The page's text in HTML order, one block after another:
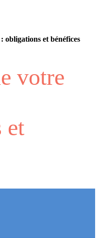
obligations et bénéfices
votre
et